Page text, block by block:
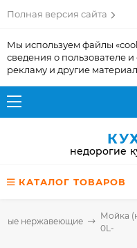
Полная версия сайта
Мы используем файлы
сведения о пользователе
рекламу и другие
недорогие
КАТАЛОГ ТОВАРОВ
нержавеющие
Мойка
0L-